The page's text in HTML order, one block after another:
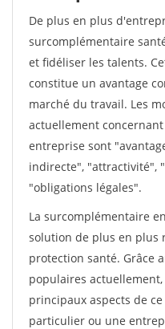
De plus en plus
surcomplémentaire
et fidéliser les talents.
constitue un avantage
marché du travail. Les
actuellement
entreprise sont
indirecte", "attractivité",
"obligations légales".
La surcomplémentaire
solution de plus en plus
protection santé. Grâce
populaires
principaux aspects de
particulier ou une